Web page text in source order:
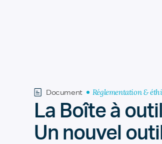
Document Réglementation &
La Boîte à
Un nouvel